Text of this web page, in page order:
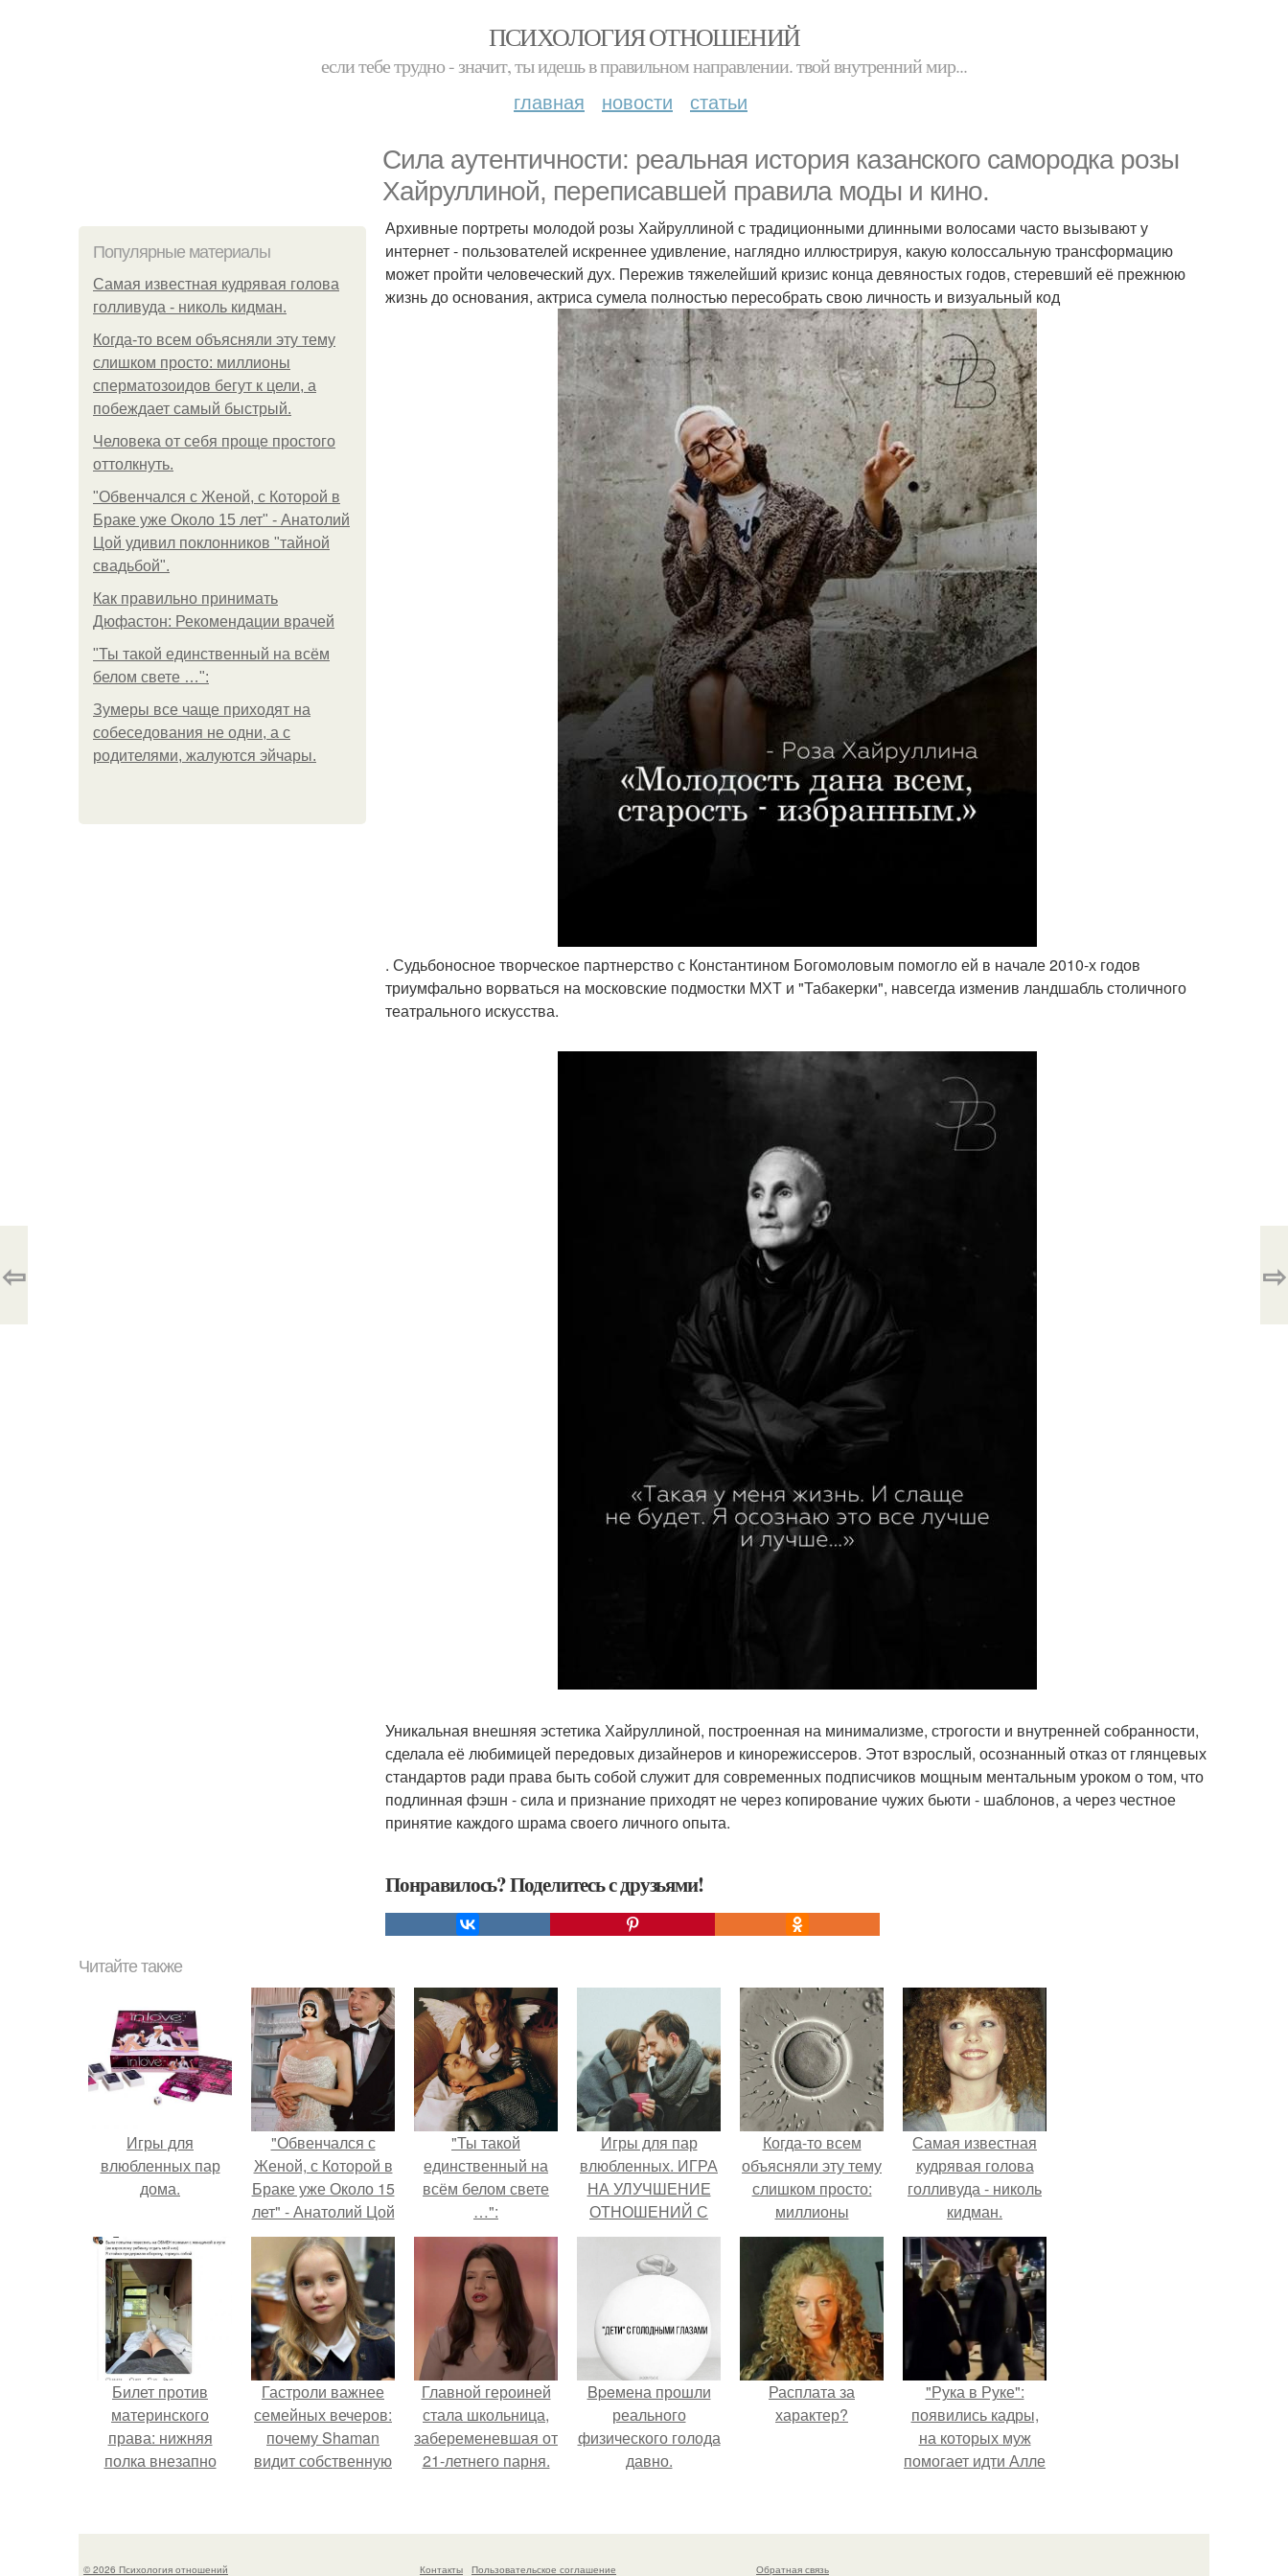
ПСИХОЛОГИЯ ОТНОШЕНИЙ
если тебе трудно - значит, ты идешь в правильном направлении. твой внутренний мир...
главная новости статьи
Сила аутентичности: реальная история казанского самородка розы
Хайруллиной, переписавшей правила моды и кино.
Популярные материалы
Самая известная кудрявая голова
голливуда - николь кидман.
Когда-то всем объясняли эту тему
слишком просто: миллионы
сперматозоидов бегут к цели, а
побеждает самый быстрый.
Человека от себя проще простого
оттолкнуть.
"Обвенчался с Женой, с Которой в
Браке уже Около 15 лет" - Анатолий
Цой удивил поклонников "тайной
свадьбой".
Как правильно принимать
Дюфастон: Рекомендации врачей
"Ты такой единственный на всём
белом свете …":
Зумеры все чаще приходят на
собеседования не одни, а с
родителями, жалуются эйчары.
Архивные портреты молодой розы Хайруллиной с традиционными длинными волосами часто вызывают у
интернет - пользователей искреннее удивление, наглядно иллюстрируя, какую колоссальную трансформацию
может пройти человеческий дух. Пережив тяжелейший кризис конца девяностых годов, стеревший её прежнюю
жизнь до основания, актриса сумела полностью пересобрать свою личность и визуальный код
. Судьбоносное творческое партнерство с Константином Богомоловым помогло ей в начале 2010-х годов
триумфально ворваться на московские подмостки МХТ и "Табакерки", навсегда изменив ландшабль столичного
театрального искусства.
Уникальная внешняя эстетика Хайруллиной, построенная на минимализме, строгости и внутренней собранности,
сделала её любимицей передовых дизайнеров и кинорежиссеров. Этот взрослый, осознанный отказ от глянцевых
стандартов ради права быть собой служит для современных подписчиков мощным ментальным уроком о том, что
подлинная фэшн - сила и признание приходят не через копирование чужих бьюти - шаблонов, а через честное
принятие каждого шрама своего личного опыта.
Понравилось? Поделитесь с друзьями!
⇦ ⇨
Читайте также
Игры для
влюбленных пар
дома.
"Обвенчался с
Женой, с Которой в
Браке уже Около 15
лет" - Анатолий Цой
удивил
поклонников
"тайной свадьбой".
"Ты такой
единственный на
всём белом свете
…":
Игры для пар
влюбленных. ИГРА
НА УЛУЧШЕНИЕ
ОТНОШЕНИЙ С
ЛЮБИМЫМ
Когда-то всем
объясняли эту тему
слишком просто:
миллионы
сперматозоидов
бегут к цели, а
побеждает самый
быстрый.
Самая известная
кудрявая голова
голливуда - николь
кидман.
Билет против
материнского
права: нижняя
полка внезапно
Гастроли важнее
семейных вечеров:
почему Shaman
видит собственную
вживую.
Главной героиней
стала школьница,
забеременевшая от
21-летнего парня.
Bpeмена прошли
реального
физического голода
давно.
Расплата за
характер?
"Рука в Руке":
появились кадры,
на которых муж
помогает идти Алле
© 2026 Психология отношений Контакты Пользовательское соглашение Обратная связь